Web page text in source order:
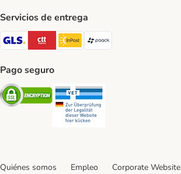
Servicios de entrega
GLS Shipping Method
CTTExpress Shipping Method
InPost Shipping Method
Pago seguro
Security
Quiénes somos Empleo Corporate Website